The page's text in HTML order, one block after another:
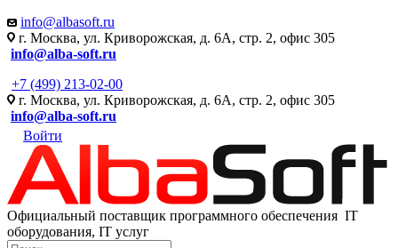
info@albasoft.ru
г. Москва, ул. Криворожская, д. 6А, стр. 2, офис 305
info@alba-soft.ru
+7 (499) 213-02-00
г. Москва, ул. Криворожская, д. 6А, стр. 2, офис 305
info@alba-soft.ru
Войти
Официальный поставщик программного обеспечения IT
оборудования, IT услуг